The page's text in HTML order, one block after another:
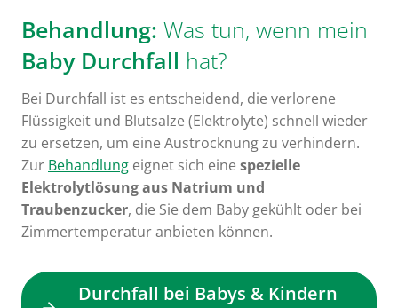
Behandlung: Was tun, wenn mein
Baby Durchfall hat?
Bei Durchfall ist es entscheidend, die verlorene
Flüssigkeit und Blutsalze (Elektrolyte) schnell wieder
zu ersetzen, um eine Austrocknung zu verhindern.
Zur Behandlung eignet sich eine spezielle
Elektrolytlösung aus Natrium und
Traubenzucker, die Sie dem Baby gekühlt oder bei
Zimmertemperatur anbieten können.
Durchfall bei Babys & Kindern